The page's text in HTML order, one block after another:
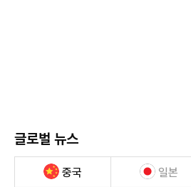
글로벌 뉴스
중국 일본